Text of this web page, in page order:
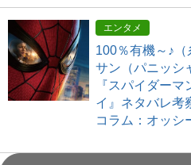
エンタメ
100％有機～♪
サン（パニッシ
『スパイダー
イ』ネタバレ考
コラム：オッシ